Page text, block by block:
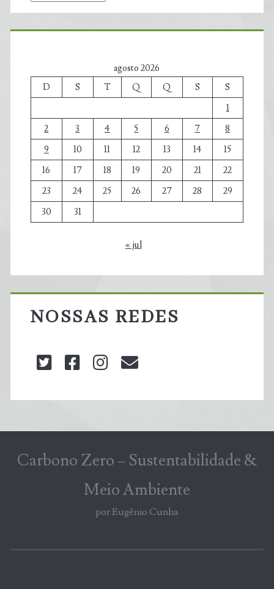
agosto 2026
D
S T Q Q S
S
1
2
3 4 5 6 7
8
9
10 11 12 13 14
15
16
17 18 19 20 21
22
23
24 25 26 27 28
29
30
31
« jul
NOSSAS REDES
twitterfacebookinstagram
Carbono Zero – Sustentabilidade &
Meio Ambiente
por Eugênio Cunha